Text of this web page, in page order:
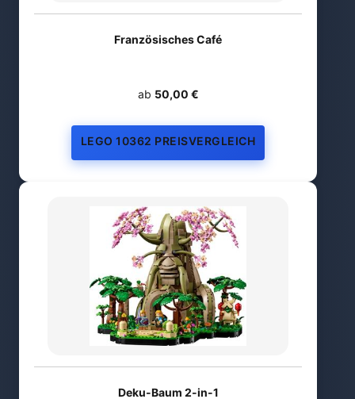
Französisches Café
ab 50,00 €
LEGO 10362 PREISVERGLEICH
Deku-Baum 2-in-1